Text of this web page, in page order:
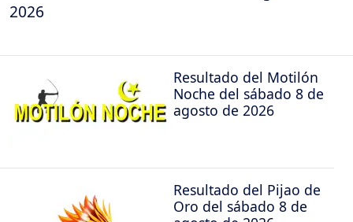
2026
Resultado del Motilón
Noche del sábado 8 de
agosto de 2026
Resultado del Pijao de
Oro del sábado 8 de